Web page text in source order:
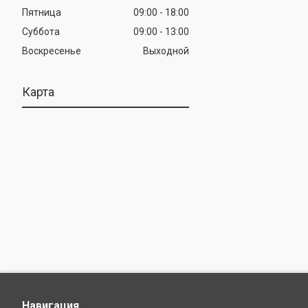
Пятница
09:00
18:00
Суббота
09:00
13:00
Воскресенье
Выходной
Карта